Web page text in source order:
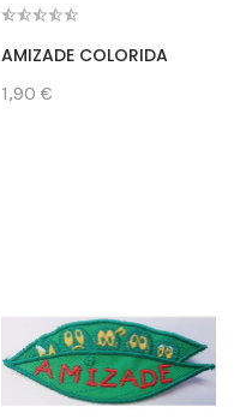
AMIZADE COLORIDA
1,90 €